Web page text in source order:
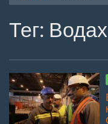
Тег: Водах